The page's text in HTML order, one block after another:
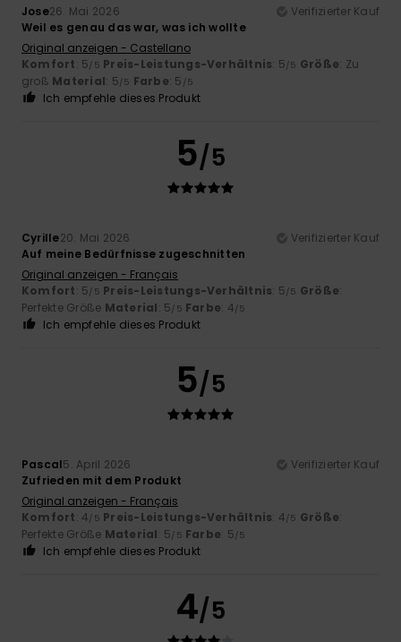
Jose26. Mai 2026
Verifizierter Kauf
Weil es genau das war, was ich wollte
Original anzeigen - Castellano
Komfort: 5/5 Preis-Leistungs-Verhältnis: 5/5 Größe: Zu
groß Material: 5/5 Farbe: 5 /5
Ich empfehle dieses Produkt
5/5
Cyrille20. Mai 2026
Verifizierter Kauf
Auf meine Bedürfnisse zugeschnitten
Original anzeigen - Français
Komfort: 5/5 Preis-Leistungs-Verhältnis: 5/5 Größe:
Perfekte Größe Material: 5/5 Farbe: 4/5
Ich empfehle dieses Produkt
5/5
Pascal5. April 2026
Verifizierter Kauf
Zufrieden mit dem Produkt
Original anzeigen - Français
Komfort: 4/5 Preis-Leistungs-Verhältnis: 4/5 Größe:
Perfekte Größe Material: 5/5 Farbe: 5/5
Ich empfehle dieses Produkt
4/5